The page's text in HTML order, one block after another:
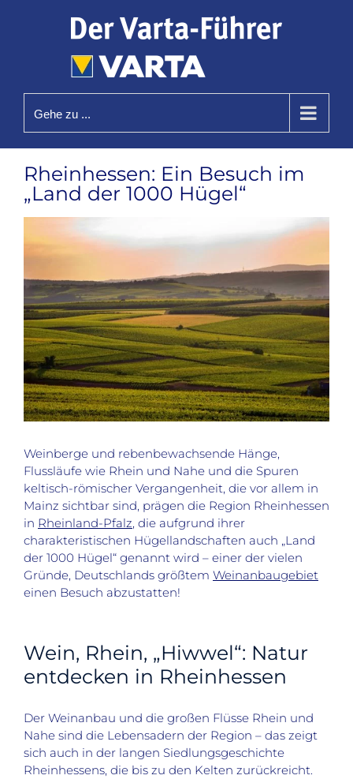
Gehe zu ...
Rheinhessen: Ein Besuch im
„Land der 1000 Hügel“
grösseres
Bild
Weinberge und rebenbewachsende Hänge,
Flussläufe wie Rhein und Nahe und die Spuren
keltisch-römischer Vergangenheit, die vor allem in
Mainz sichtbar sind, prägen die Region Rheinhessen
in Rheinland-Pfalz, die aufgrund ihrer
charakteristischen Hügellandschaften auch „Land
der 1000 Hügel“ genannt wird – einer der vielen
Gründe, Deutschlands größtem Weinanbaugebiet
einen Besuch abzustatten!
Wein, Rhein, „Hiwwel“: Natur
entdecken in Rheinhessen
Der Weinanbau und die großen Flüsse Rhein und
Nahe sind die Lebensadern der Region – das zeigt
sich auch in der langen Siedlungsgeschichte
Rheinhessens, die bis zu den Kelten zurückreicht.